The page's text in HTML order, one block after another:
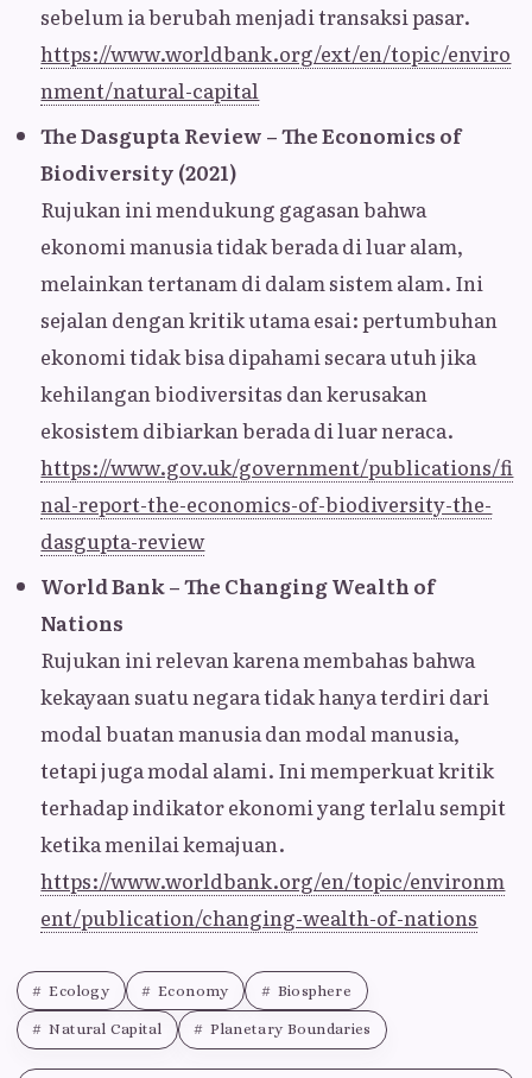
sebelum ia berubah menjadi transaksi pasar.
https://www.worldbank.org/ext/en/topic/enviro
nment/natural-capital
The Dasgupta Review – The Economics of
Biodiversity (2021)
Rujukan ini mendukung gagasan bahwa
ekonomi manusia tidak berada di luar alam,
melainkan tertanam di dalam sistem alam. Ini
sejalan dengan kritik utama esai: pertumbuhan
ekonomi tidak bisa dipahami secara utuh jika
kehilangan biodiversitas dan kerusakan
ekosistem dibiarkan berada di luar neraca.
https://www.gov.uk/government/publications/fi
nal-report-the-economics-of-biodiversity-the-
dasgupta-review
World Bank – The Changing Wealth of
Nations
Rujukan ini relevan karena membahas bahwa
kekayaan suatu negara tidak hanya terdiri dari
modal buatan manusia dan modal manusia,
tetapi juga modal alami. Ini memperkuat kritik
terhadap indikator ekonomi yang terlalu sempit
ketika menilai kemajuan.
https://www.worldbank.org/en/topic/environm
ent/publication/changing-wealth-of-nations
Ecology Economy Biosphere
Natural Capital Planetary Boundaries